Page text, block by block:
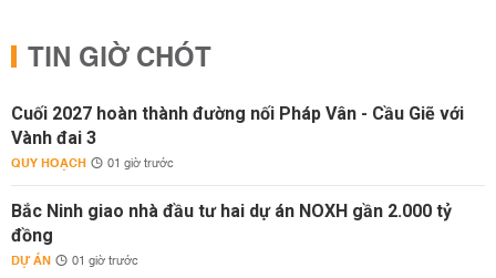
TIN GIỜ CHÓT
Cuối 2027 hoàn thành đường nối Pháp Vân - Cầu Giẽ với
Vành đai 3
QUY HOẠCH 01 giờ trước
Bắc Ninh giao nhà đầu tư hai dự án NOXH gần 2.000 tỷ
đồng
DỰ ÁN 01 giờ trước